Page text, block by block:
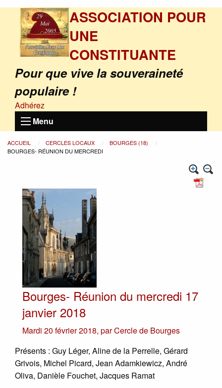
ASSOCIATION POUR
UNE
CONSTITUANTE
Pour que vive la souveraineté
populaire !
Adhérez
Menu
ACCUEIL CERCLES LOCAUX
BOURGES (18)
BOURGES- RÉUNION DU MERCREDI
Bourges- Réunion du mercredi 17
janvier 2018
Mardi 20 février 2018, parCercle de Bourges
Présents : Guy Léger, Aline de la Perrelle, Gérard
Grivois, Michel Picard, Jean Adamkiewicz, André
Oliva, Danièle Fouchet, Jacques Ramat